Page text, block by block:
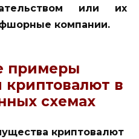
или их
компании.
примеры
криптовалют в
схемах
криптовалют